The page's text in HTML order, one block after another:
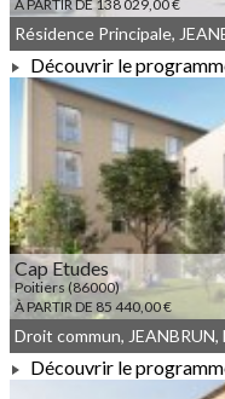
À PARTIR DE 138 029,00 €
À PARTIR DE 138
Résidence Principale,
Découvrir le
Cap Etudes
Poitiers (86000)
À PARTIR DE 85 440,00 €
Droit commun,
Découvrir le